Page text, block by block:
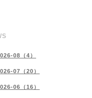
08（4）
07（20）
06（16）